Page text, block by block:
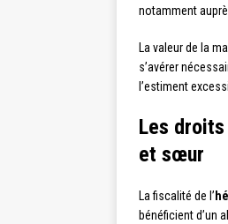
notamment
La valeur de la
s’avérer
l’estiment
Les droits
et sœur
La fiscalité de l’
bénéficient d’un